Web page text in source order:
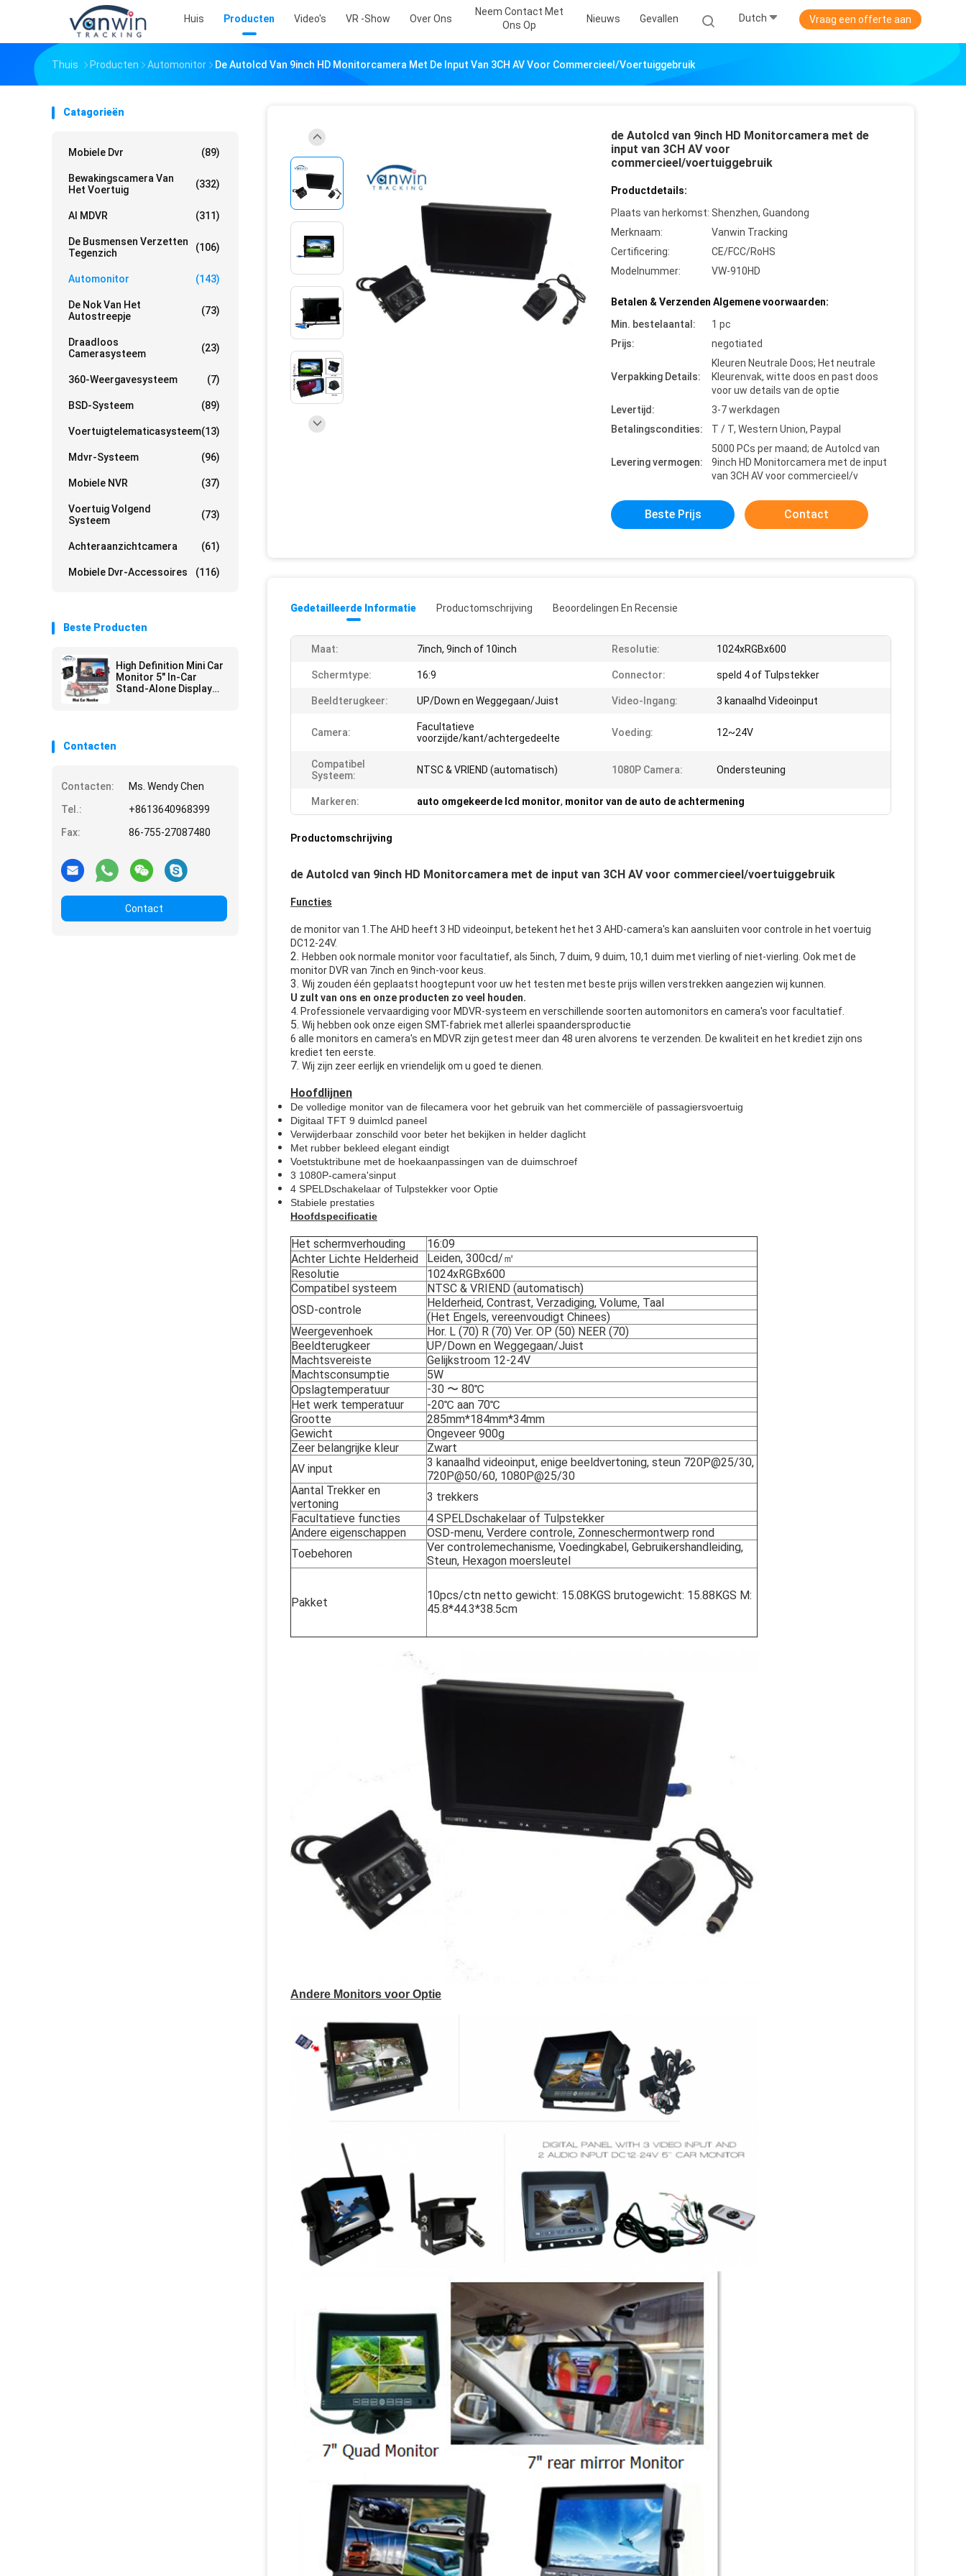
Huis Producten Video's VR -show Over Ons
Neem Contact Met
Ons Op
Nieuws Gevallen Dutch Vraag een offerte aan
Thuis Producten Automonitor De Autolcd Van 9inch HD Monitorcamera Met De Input Van 3CH AV Voor Commercieel/voertuiggebruik
Catagorieën
Mobiele Dvr (89)
Bewakingscamera Van
Het Voertuig
(332)
AI MDVR (311)
De Busmensen Verzetten
Tegenzich
(106)
Automonitor (143)
De Nok Van Het
Autostreepje
(73)
Draadloos
Camerasysteem
(23)
360-Weergavesysteem (7)
BSD-Systeem (89)
Voertuigtelematicasysteem(13)
Mdvr-Systeem (96)
Mobiele NVR (37)
Voertuig Volgend
Systeem
(73)
Achteraanzichtcamera (61)
Mobiele Dvr-Accessoires (116)
Beste Producten
High Definition Mini Car
Monitor 5" In-Car
Stand-Alone Display
Contacten
Contacten:
Ms. Wendy Chen
Tel.:
+8613640968399
Fax:
86-755-27087480
Contact
de Autolcd van 9inch HD Monitorcamera met de
input van 3CH AV voor
commercieel/voertuiggebruik
Productdetails:
Plaats van herkomst: Shenzhen, Guandong
Merknaam:
Vanwin Tracking
Certificering:
CE/FCC/RoHS
Modelnummer:
VW-910HD
Betalen & Verzenden Algemene voorwaarden:
Min. bestelaantal:
1 pc
Prijs:
negotiated
Verpakking Details:
Kleuren Neutrale Doos; Het neutrale
Kleurenvak, witte doos en past doos
voor uw details van de optie
Levertijd:
3-7 werkdagen
Betalingscondities:
T / T, Western Union, Paypal
Levering vermogen:
5000 PCs per maand; de Autolcd van
9inch HD Monitorcamera met de input
van 3CH AV voor commercieel/v
Beste Prijs Contact
Gedetailleerde Informatie Productomschrijving Beoordelingen En Recensie
Maat: 7inch, 9inch of 10inch Resolutie: 1024xRGBx600
Schermtype: 16:9 Connector: speld 4 of Tulpstekker
Beeldterugkeer: UP/Down en Weggegaan/Juist Video-Ingang: 3 kanaalhd Videoinput
Camera:
Facultatieve
voorzijde/kant/achtergedeelte
Voeding: 12~24V
Compatibel
Systeem:
NTSC & VRIEND (automatisch) 1080P Camera: Ondersteuning
Markeren: auto omgekeerde lcd monitor, monitor van de auto de achtermening
Productomschrijving
de Autolcd van 9inch HD Monitorcamera met de input van 3CH AV voor commercieel/voertuiggebruik
Functies
de monitor van 1.The AHD heeft 3 HD videoinput, betekent het het 3 AHD-camera's kan aansluiten voor controle in het voertuig
DC12-24V.
2. Hebben ook normale monitor voor facultatief, als 5inch, 7 duim, 9 duim, 10,1 duim met vierling of niet-vierling. Ook met de
monitor DVR van 7inch en 9inch-voor keus.
3. Wij zouden één geplaatst hoogtepunt voor uw het testen met beste prijs willen verstrekken aangezien wij kunnen.
U zult van ons en onze producten zo veel houden.
4. Professionele vervaardiging voor MDVR-systeem en verschillende soorten automonitors en camera's voor facultatief.
5. Wij hebben ook onze eigen SMT-fabriek met allerlei spaandersproductie
6 alle monitors en camera's en MDVR zijn getest meer dan 48 uren alvorens te verzenden. De kwaliteit en het krediet zijn ons
krediet ten eerste.
7. Wij zijn zeer eerlijk en vriendelijk om u goed te dienen.
Hoofdlijnen
De volledige monitor van de filecamera voor het gebruik van het commerciële of passagiersvoertuig
Digitaal TFT 9 duimlcd paneel
Verwijderbaar zonschild voor beter het bekijken in helder daglicht
Met rubber bekleed elegant eindigt
Voetstuktribune met de hoekaanpassingen van de duimschroef
3 1080P-camera'sinput
4 SPELDschakelaar of Tulpstekker voor Optie
Stabiele prestaties
Hoofdspecificatie
Het schermverhouding
16:09
Achter Lichte Helderheid
Leiden, 300cd/㎡
Resolutie
1024xRGBx600
Compatibel systeem
NTSC & VRIEND (automatisch)
OSD-controle
Helderheid, Contrast, Verzadiging, Volume, Taal
(Het Engels, vereenvoudigt Chinees)
Weergevenhoek
Hor. L (70) R (70) Ver. OP (50) NEER (70)
Beeldterugkeer
UP/Down en Weggegaan/Juist
Machtsvereiste
Gelijkstroom 12-24V
Machtsconsumptie
5W
Opslagtemperatuur
-30 〜 80℃
Het werk temperatuur
-20℃ aan 70℃
Grootte
285mm*184mm*34mm
Gewicht
Ongeveer 900g
Zeer belangrijke kleur
Zwart
AV input
3 kanaalhd videoinput, enige beeldvertoning, steun 720P@25/30,
720P@50/60, 1080P@25/30
Aantal Trekker en
vertoning
3 trekkers
Facultatieve functies
4 SPELDschakelaar of Tulpstekker
Andere eigenschappen
OSD-menu, Verdere controle, Zonneschermontwerp rond
Toebehoren
Ver controlemechanisme, Voedingkabel, Gebruikershandleiding,
Steun, Hexagon moersleutel
Pakket
10pcs/ctn netto gewicht: 15.08KGS brutogewicht: 15.88KGS M:
45.8*44.3*38.5cm
Andere Monitors voor Optie